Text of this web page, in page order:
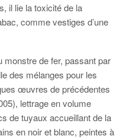
il lie la toxicité de la
comme vestiges d’une
monstre de fer, passant par
des mélanges pour les
œuvres de précédentes
lettrage en volume
de tuyaux accueillant de la
en noir et blanc, peintes à